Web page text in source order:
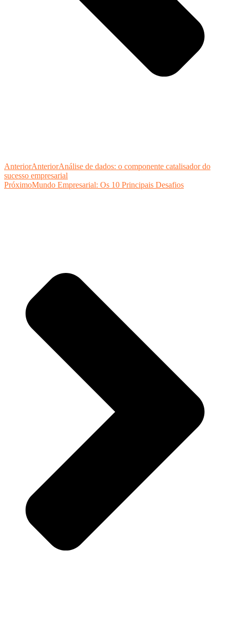
AnteriorAnteriorAnálise de dados: o componente catalisador do
sucesso empresarial
PróximoMundo Empresarial: Os 10 Principais Desafios